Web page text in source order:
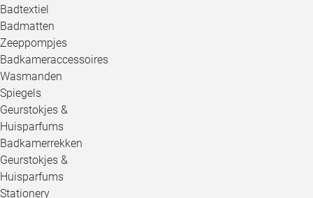
Badtextiel
Badmatten
Zeeppompjes
Badkameraccessoires
Wasmanden
Spiegels
Geurstokjes &
Huisparfums
Badkamerrekken
Geurstokjes &
Huisparfums
Stationery